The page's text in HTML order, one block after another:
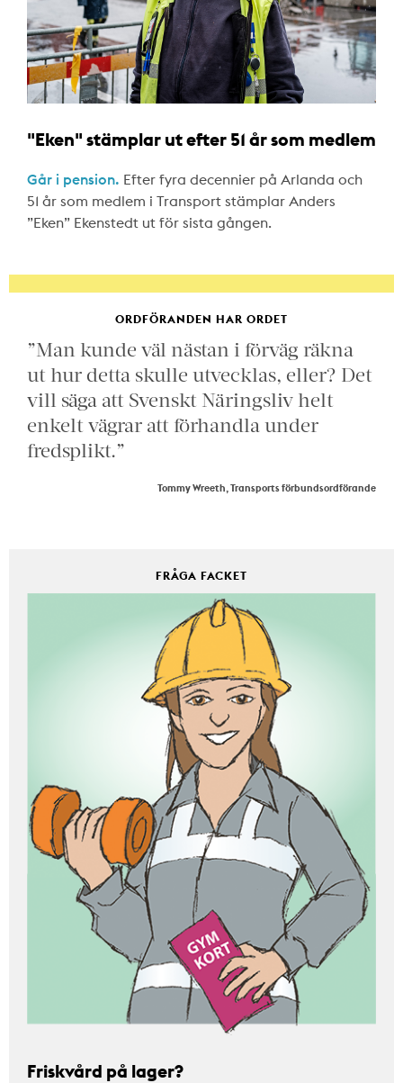
"Eken" stämplar ut efter 51 år som medlem
Går i pension. Efter fyra decennier på Arlanda och
51 år som medlem i Transport stämplar Anders
”Eken” Ekenstedt ut för sista gången.
ORDFÖRANDEN HAR ORDET
”Man kunde väl nästan i förväg räkna
ut hur detta skulle utvecklas, eller? Det
vill säga att Svenskt Näringsliv helt
enkelt vägrar att förhandla under
fredsplikt.”
Tommy Wreeth, Transports förbundsordförande
FRÅGA FACKET
Friskvård på lager?